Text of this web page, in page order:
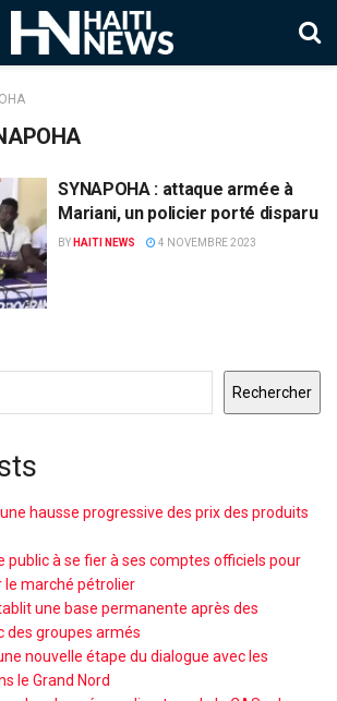
SYNAPOHA : attaque armée à
Mariani, un policier porté disparu
BY HAITI NEWS 4 NOVEMBRE 2023
Rechercher
hausse progressive des prix des produits
public à se fier à ses comptes officiels pour
le marché pétrolier
une base permanente après des
groupes armés
nouvelle étape du dialogue avec les
le Grand Nord